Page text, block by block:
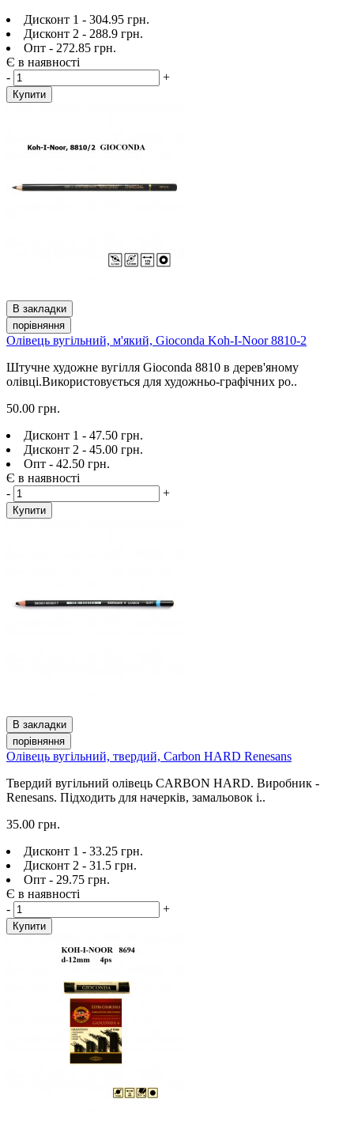
Дисконт 1 - 304.95 грн.
Дисконт 2 - 288.9 грн.
Опт - 272.85 грн.
Є в наявності
-
+
Купити
В закладки
порівняння
Олівець вугільний, м'який, Gioconda Koh-I-Noor 8810-2
Штучне художне вугілля Gioconda 8810 в дерев'яному
олівці.Використовується для художньо-графічних ро..
50.00 грн.
Дисконт 1 - 47.50 грн.
Дисконт 2 - 45.00 грн.
Опт - 42.50 грн.
Є в наявності
-
+
Купити
В закладки
порівняння
Олівець вугільний, твердий, Carbon HARD Renesans
Твердий вугільний олівець CARBON HARD. Виробник -
Renesans. Підходить для начерків, замальовок і..
35.00 грн.
Дисконт 1 - 33.25 грн.
Дисконт 2 - 31.5 грн.
Опт - 29.75 грн.
Є в наявності
-
+
Купити